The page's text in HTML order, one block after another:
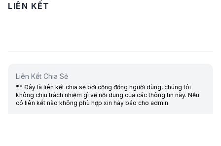
LIÊN KẾT
Liên Kết Chia Sẻ
** Đây là liên kết chia sẻ bới cộng đồng người dùng, chúng tôi
không chịu trách nhiệm gì về nội dung của các thông tin này. Nếu
có liên kết nào không phù hợp xin hãy báo cho admin.